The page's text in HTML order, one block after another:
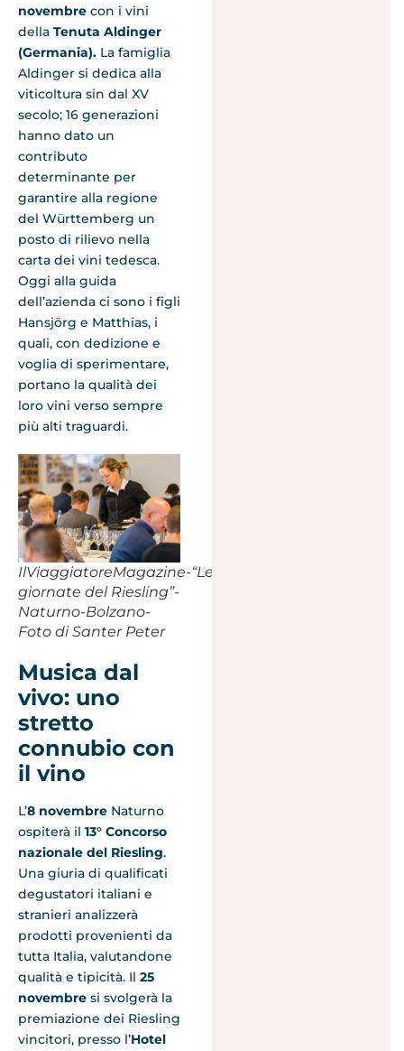
novembre con i vini
della Tenuta Aldinger
(Germania). La famiglia
Aldinger si dedica alla
viticoltura sin dal XV
secolo; 16 generazioni
hanno dato un
contributo
determinante per
garantire alla regione
del Württemberg un
posto di rilievo nella
carta dei vini tedesca.
Oggi alla guida
dell’azienda ci sono i figli
Hansjörg e Matthias, i
quali, con dedizione e
voglia di sperimentare,
portano la qualità dei
loro vini verso sempre
più alti traguardi.
IlViaggiatoreMagazine-“Le
giornate del Riesling”-
Naturno-Bolzano-
Foto di Santer Peter
Musica dal
vivo: uno
stretto
connubio con
il vino
L’8 novembre Naturno
ospiterà il 13° Concorso
nazionale del Riesling.
Una giuria di qualificati
degustatori italiani e
stranieri analizzerà
prodotti provenienti da
tutta Italia, valutandone
qualità e tipicità. Il 25
novembre si svolgerà la
premiazione dei Riesling
vincitori, presso l’Hotel